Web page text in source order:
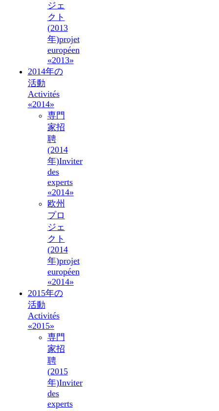
ジェ
クト
(2013
年)projet
européen
«2013»
2014年の
活動
Activités
«2014»
専門
家招
聘
(2014
年)Inviter
des
experts
«2014»
欧州
プロ
ジェ
クト
(2014
年)projet
européen
«2014»
2015年の
活動
Activités
«2015»
専門
家招
聘
(2015
年)Inviter
des
experts